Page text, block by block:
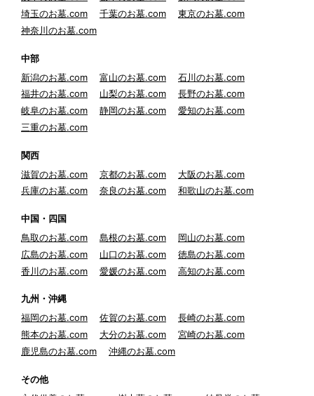
埼玉のお墓.com
千葉のお墓.com
東京のお墓.com
神奈川のお墓.com
中部
新潟のお墓.com
富山のお墓.com
石川のお墓.com
福井のお墓.com
山梨のお墓.com
長野のお墓.com
岐阜のお墓.com
静岡のお墓.com
愛知のお墓.com
三重のお墓.com
関西
滋賀のお墓.com
京都のお墓.com
大阪のお墓.com
兵庫のお墓.com
奈良のお墓.com 和歌山のお墓.com
中国・四国
鳥取のお墓.com
島根のお墓.com
岡山のお墓.com
広島のお墓.com
山口のお墓.com
徳島のお墓.com
香川のお墓.com
愛媛のお墓.com 高知のお墓.com
九州・沖縄
福岡のお墓.com
佐賀のお墓.com
長崎のお墓.com
熊本のお墓.com
大分のお墓.com
宮崎のお墓.com
鹿児島のお墓.com
沖縄のお墓.com
その他